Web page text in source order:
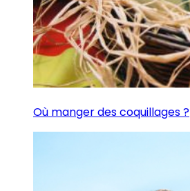
Où manger des coquillages ?